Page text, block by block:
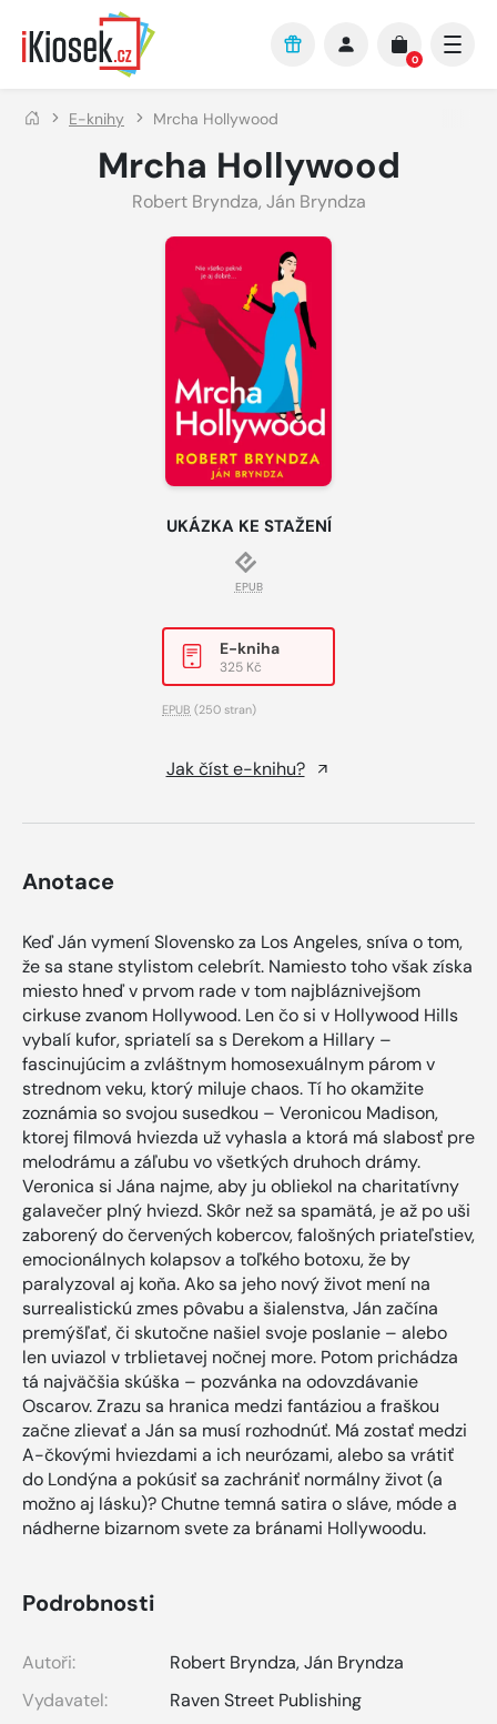
Přejít na hlavní obsah
0
E-knihy Mrcha Hollywood
Mrcha Hollywood
Robert Bryndza, Ján Bryndza
UKÁZKA KE STAŽENÍ
EPUB
E-kniha
325 Kč
EPUB (250 stran)
Jak číst e-knihu?
Anotace
Keď Ján vymení Slovensko za Los Angeles, sníva o tom,
že sa stane stylistom celebrít. Namiesto toho však získa
miesto hneď v prvom rade v tom najbláznivejšom
cirkuse zvanom Hollywood. Len čo si v Hollywood Hills
vybalí kufor, spriatelí sa s Derekom a Hillary –
fascinujúcim a zvláštnym homosexuálnym párom v
strednom veku, ktorý miluje chaos. Tí ho okamžite
zoznámia so svojou susedkou – Veronicou Madison,
ktorej filmová hviezda už vyhasla a ktorá má slabosť pre
melodrámu a záľubu vo všetkých druhoch drámy.
Veronica si Jána najme, aby ju obliekol na charitatívny
galavečer plný hviezd. Skôr než sa spamätá, je až po uši
zaborený do červených kobercov, falošných priateľstiev,
emocionálnych kolapsov a toľkého botoxu, že by
paralyzoval aj koňa. Ako sa jeho nový život mení na
surrealistickú zmes pôvabu a šialenstva, Ján začína
premýšľať, či skutočne našiel svoje poslanie – alebo
len uviazol v trblietavej nočnej more. Potom prichádza
tá najväčšia skúška – pozvánka na odovzdávanie
Oscarov. Zrazu sa hranica medzi fantáziou a fraškou
začne zlievať a Ján sa musí rozhodnúť. Má zostať medzi
A-čkovými hviezdami a ich neurózami, alebo sa vrátiť
do Londýna a pokúsiť sa zachrániť normálny život (a
možno aj lásku)? Chutne temná satira o sláve, móde a
nádherne bizarnom svete za bránami Hollywoodu.
Podrobnosti
Autoři:
Robert Bryndza, Ján Bryndza
Vydavatel:
Raven Street Publishing